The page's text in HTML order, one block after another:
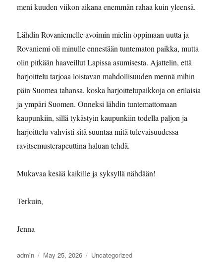
meni kuuden viikon aikana enemmän rahaa kuin yleensä.
Lähdin Rovaniemelle avoimin mielin oppimaan uutta ja
Rovaniemi oli minulle ennestään tuntematon paikka, mutta
olin pitkään haaveillut Lapissa asumisesta. Ajattelin, että
harjoittelu tarjoaa loistavan mahdollisuuden mennä mihin
päin Suomea tahansa, koska harjoittelupaikkoja on erilaisia
ja ympäri Suomen. Onneksi lähdin tuntemattomaan
kaupunkiin, sillä tykästyin kaupunkiin todella paljon ja
harjoittelu vahvisti sitä suuntaa mitä tulevaisuudessa
ravitsemusterapeuttina haluan tehdä.
Mukavaa kesää kaikille ja syksyllä nähdään!
Terkuin,
Jenna
Author
admin
Posted
May 25, 2026 Categories
Uncategorized